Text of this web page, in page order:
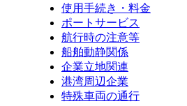
使用手続き・料金
ポートサービス
航行時の注意等
船舶動静関係
企業立地関連
港湾周辺企業
特殊車両の通行